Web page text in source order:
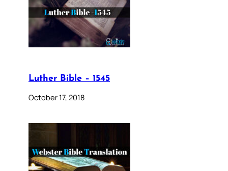
Luther Bible – 1545
October 17, 2018